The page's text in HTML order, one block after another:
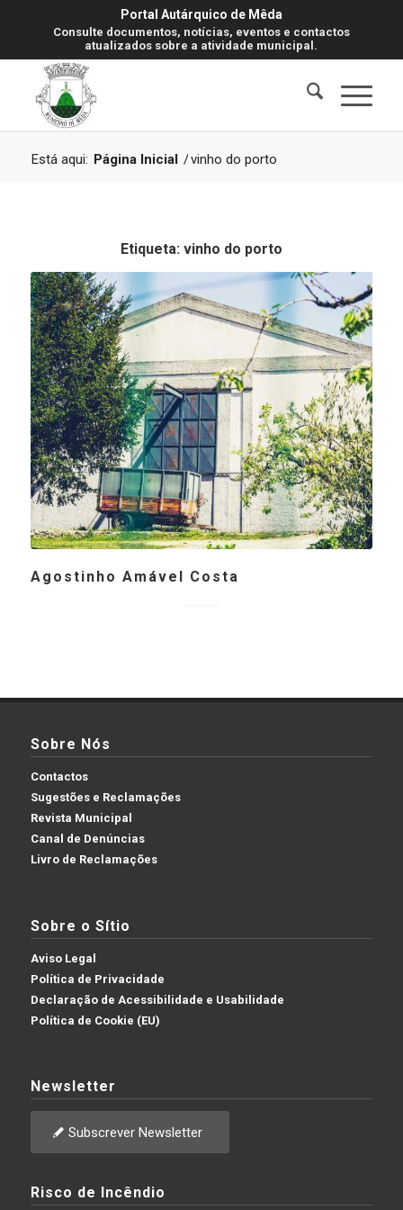
Portal Autárquico de Mêda
Consulte documentos, notícias, eventos e contactos
atualizados sobre a atividade municipal.
Está aqui: Página Inicial /vinho do porto
Etiqueta: vinho do porto
Agostinho Amável Costa
Sobre Nós
Contactos
Sugestões e Reclamações
Revista Municipal
Canal de Denúncias
Livro de Reclamações
Sobre o Sítio
Aviso Legal
Política de Privacidade
Declaração de Acessibilidade e Usabilidade
Política de Cookie (EU)
Newsletter
Subscrever Newsletter
Risco de Incêndio